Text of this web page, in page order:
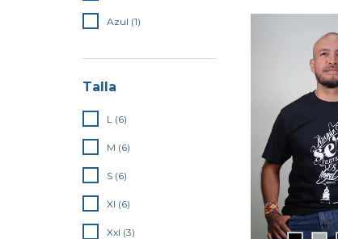
Azul (1)
Talla
L (6)
M (6)
S (6)
Xl (6)
Xxl (3)